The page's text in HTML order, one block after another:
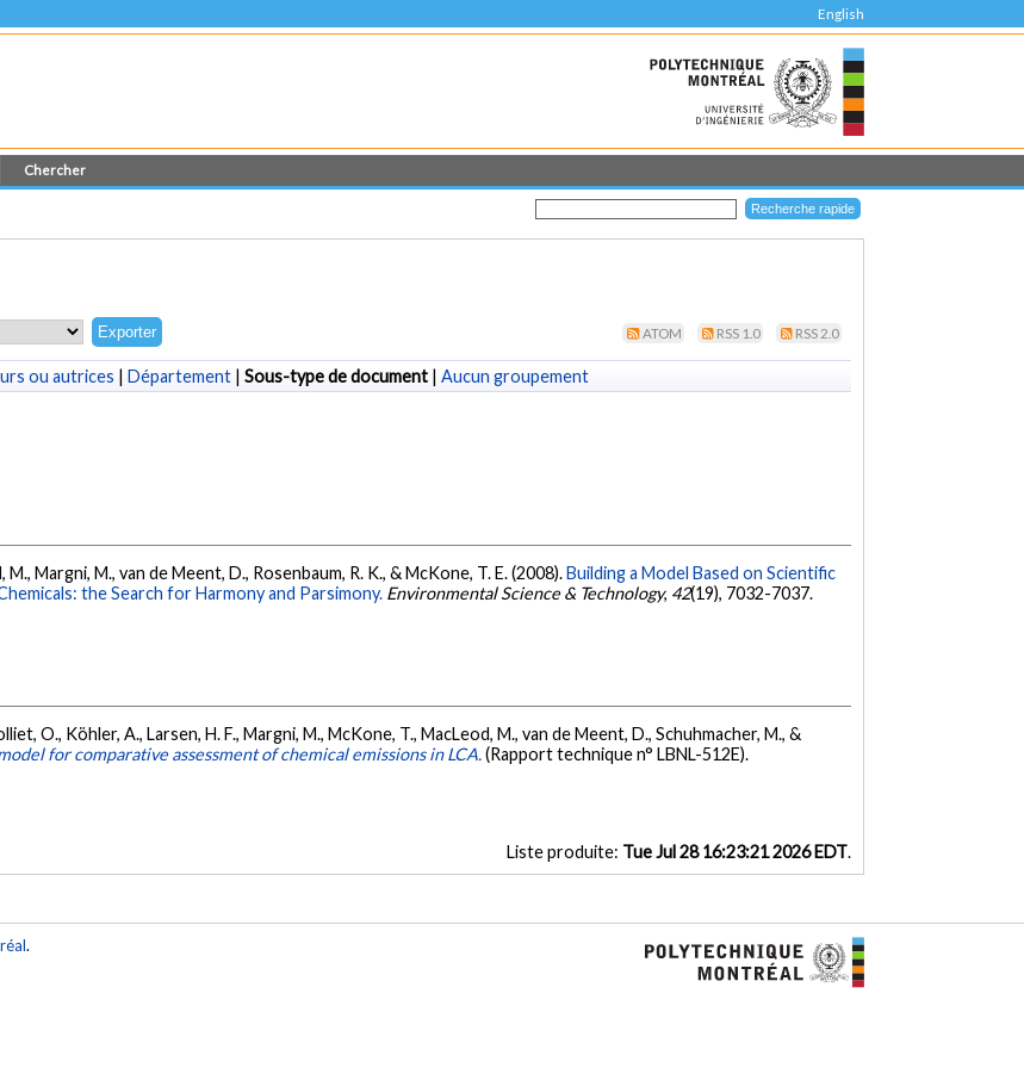
English
Chercher
ATOM RSS 1.0 RSS 2.0
ou autrices | Département| Sous-type de document| Aucun groupement
Margni, M., van de Meent, D., Rosenbaum, R. K., & McKone, T. E. (2008).Building a Model Based on Scientific
the Search for Harmony and Parsimony. Environmental Science & Technology, 42(19), 7032-7037.
O., Köhler, A., Larsen, H. F., Margni, M., McKone, T., MacLeod, M., van de Meent, D., Schuhmacher, M., &
for comparative assessment of chemical emissions in LCA.(Rapport technique n° LBNL-512E).
Liste produite: Tue Jul 28 16:23:21 2026 EDT.
.